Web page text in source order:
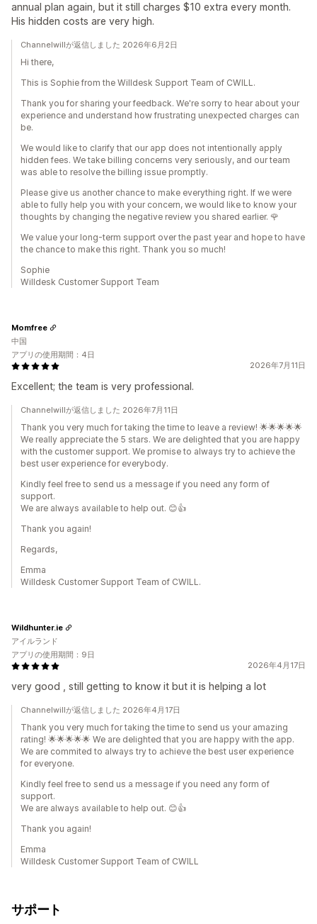
annual plan again, but it still charges $10 extra every month.
His hidden costs are very high.
Channelwillが返信しました 2026年6月2日
Hi there,
This is Sophie from the Willdesk Support Team of CWILL.
Thank you for sharing your feedback. We're sorry to hear about your
experience and understand how frustrating unexpected charges can
be.
We would like to clarify that our app does not intentionally apply
hidden fees. We take billing concerns very seriously, and our team
was able to resolve the billing issue promptly.
Please give us another chance to make everything right. If we were
able to fully help you with your concern, we would like to know your
thoughts by changing the negative review you shared earlier. 🌹
We value your long-term support over the past year and hope to have
the chance to make this right. Thank you so much!
Sophie
Willdesk Customer Support Team
2026年7月11日
Excellent; the team is very professional.
Momfree
中国
アプリの使用期間：4日
Channelwillが返信しました 2026年7月11日
Thank you very much for taking the time to leave a review! 🌟🌟🌟🌟🌟
We really appreciate the 5 stars. We are delighted that you are happy
with the customer support. We promise to always try to achieve the
best user experience for everybody.
Kindly feel free to send us a message if you need any form of
support.
We are always available to help out. 😊👍
Thank you again!
Regards,
Emma
Willdesk Customer Support Team of CWILL.
2026年4月17日
very good , still getting to know it but it is helping a lot
Wildhunter.ie
アイルランド
アプリの使用期間：9日
Channelwillが返信しました 2026年4月17日
Thank you very much for taking the time to send us your amazing
rating! 🌟🌟🌟🌟🌟 We are delighted that you are happy with the app.
We are commited to always try to achieve the best user experience
for everyone.
Kindly feel free to send us a message if you need any form of
support.
We are always available to help out. 😊👍
Thank you again!
Emma
Willdesk Customer Support Team of CWILL
サポート